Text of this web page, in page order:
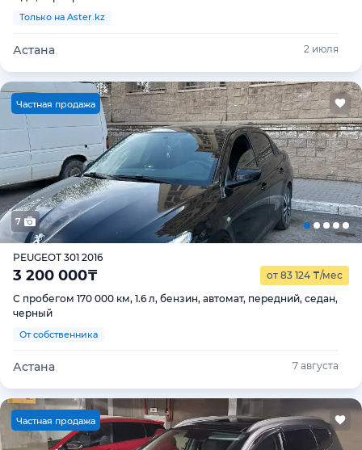
Только на Aster.kz
Астана 2 июля
Частная продажа
7
PEUGEOT 301 2016
3 200 000₸ от 83 124 ₸/мес
С пробегом 170 000 км, 1.6 л, бензин, автомат, передний, седан,
черный
От собственника
Астана 7 августа
Частная продажа